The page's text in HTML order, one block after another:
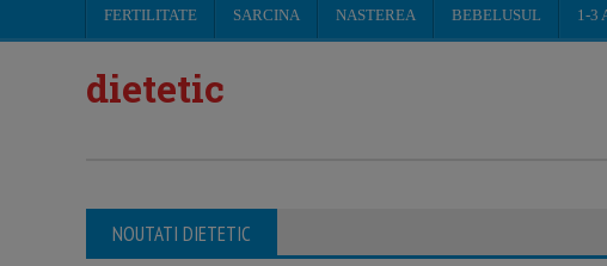
FERTILITATE SARCINA NASTEREA BEBELUSUL 1-3
dietetic
NOUTATI DIETETIC